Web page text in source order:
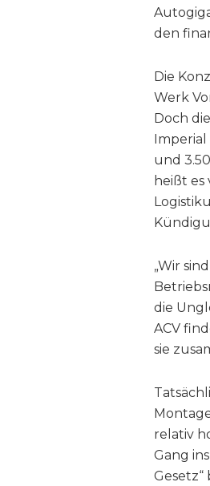
den
Die
Werk
Doch
Imperial
und
heißt
„Wir
die
ACV
sie
relativ
Gang